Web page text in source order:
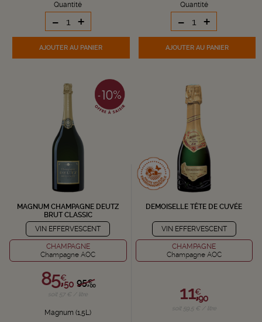
Quantité
- +
AJOUTERAU PANIER
Quantité
- +
AJOUTER AU PANIER
MAGNUM CHAMPAGNE DEUTZ
BRUT CLASSIC
VIN EFFERVESCENT
CHAMPAGNE
Champagne AOC
95,€
00
85,€
50
soit 57 € / litre
Magnum (1,5L)
DEMOISELLE TÊTE DE CUVÉE
VIN EFFERVESCENT
CHAMPAGNE
Champagne AOC
11,€
90
soit 59,5 € / litre